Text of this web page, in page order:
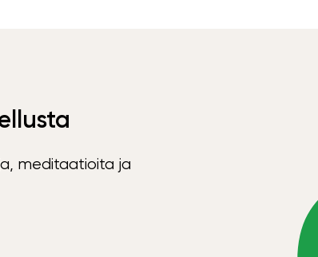
meditaatioita ja